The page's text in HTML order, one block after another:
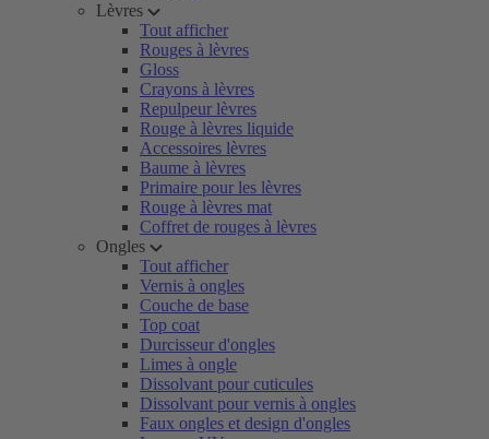
Lèvres
Tout afficher
Rouges à lèvres
Gloss
Crayons à lèvres
Repulpeur lèvres
Rouge à lèvres liquide
Accessoires lèvres
Baume à lèvres
Primaire pour les lèvres
Rouge à lèvres mat
Coffret de rouges à lèvres
Ongles
Tout afficher
Vernis à ongles
Couche de base
Top coat
Durcisseur d'ongles
Limes à ongle
Dissolvant pour cuticules
Dissolvant pour vernis à ongles
Faux ongles et design d'ongles